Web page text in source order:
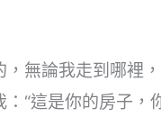
無論我走到哪裡
“這是你的房子，